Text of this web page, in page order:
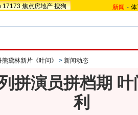
17173 焦点房地产 搜狗 新闻 -
黛林新片《叶问》 > 新闻动态
拼演员拼档期
利